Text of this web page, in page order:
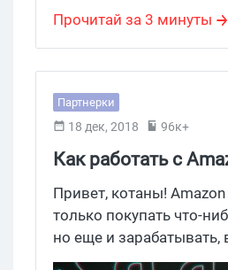
Прочитай за 3 минуты
Партнерки
18 дек, 2018 96к+
Как работать с
Associates
Привет, котаны!
только покупать что-
но еще и зарабатывать,
есть своя партнерская